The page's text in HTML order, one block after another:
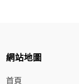
網站地圖
首頁